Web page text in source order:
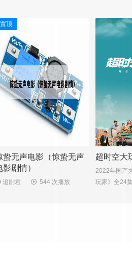
置顶
蛰无声电影（惊蛰无声
影剧情）
追剧君 544 次播放
超时空大
2022年国产
玩家》全
言 汉语